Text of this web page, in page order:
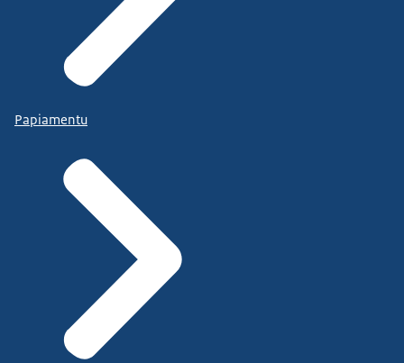
Papiamentu